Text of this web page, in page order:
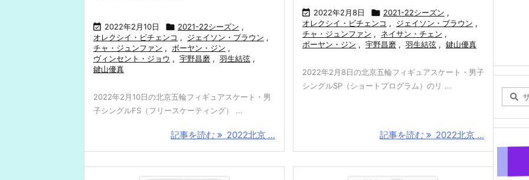
 2022年2月10日  2021-22シーズン ,
オレクシイ・ビチェンコ , ジェイソン・ブラウン ,
チャ・ジュンファン , ボーヤン・ジン ,
ヴィンセント・ジョウ , 宇野昌磨 , 羽生結弦 ,
鍵山優真
2022年2月10日の北京五輪フィギュアスケート・男
子シングルFS（フリースケーティング） ...
記事を読む 2022北京 ...
 2022年2月8日  2021-22シーズン ,
オレクシイ・ビチェンコ , ジェイソン・ブラウン ,
チャ・ジュンファン , ネイサン・チェン ,
ボーヤン・ジン , 宇野昌磨 , 羽生結弦 , 鍵山優真
2022年2月8日の北京五輪フィギュアスケート・男子
シングルSP（ショートプログラム）のリ ...
記事を読む 2022北京 ...